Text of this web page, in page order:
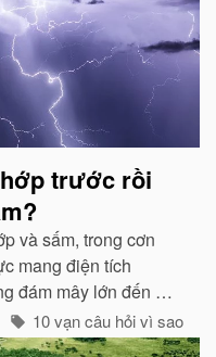
trước rồi
và sấm, trong cơn
mang điện tích
đám mây lớn đến một
trong quá trình phát
10 vạn câu hỏi vì sao